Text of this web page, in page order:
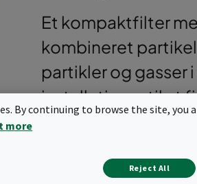
Et kompaktfilter
kombineret
partikler og gasser
installationer til at
fleste forureninger.
Kompakt "2 i 1"-
Ideel til filtrering af lave
By continuing to browse the site, you
more
Reject All